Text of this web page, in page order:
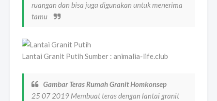
ruangan dan bisa juga digunakan untuk menerima
tamu
Lantai Granit Putih Sumber : animalia-life.club
Gambar Teras Rumah Granit Homkonsep
25 07 2019 Membuat teras dengan lantai granit